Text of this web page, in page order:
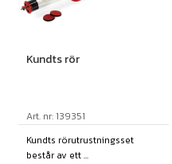
Kundts rör
Art. nr: 139351
Kundts rörutrustningsset
består av ett ...